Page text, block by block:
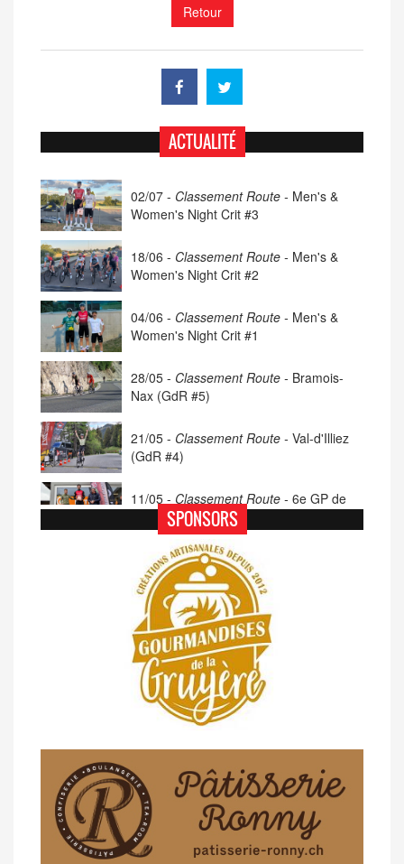
Retour
ACTUALITÉ
02/07 - Classement Route - Men's &
Women's Night Crit #3
18/06 - Classement Route - Men's &
Women's Night Crit #2
04/06 - Classement Route - Men's &
Women's Night Crit #1
28/05 - Classement Route - Bramois-
Nax (GdR #5)
21/05 - Classement Route - Val-d'Illiez
(GdR #4)
11/05 - Classement Route - 6e GP de
Porsel (TdC #4)
07/05 -Classement Route -
Pléiades (GdR #3)
23/04 -Classement Route -
Moléson (TdC #3)
14/04 -Photos -Les photos du 5e GP
de Semsales
SPONSORS